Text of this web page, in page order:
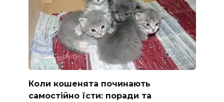
Коли кошенята починають
самостійно їсти: поради та